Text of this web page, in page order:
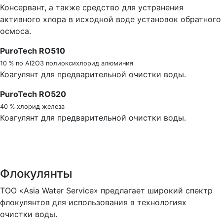
Консервант, а также средство для устранения
активного хлора в исходной воде установок обратного
осмоса.
PuroTech RO510
10 % по Аl2O3 полиоксихлорид алюминия
Коагулянт для предварительной очистки воды.
PuroTech RO520
40 % хлорид железа
Коагулянт для предварительной очистки воды.
Флокулянты
ТОО «Asia Water Service» предлагает широкий спектр
флокулянтов для использования в технологиях
очистки воды.